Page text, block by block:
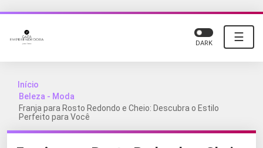
☰
DARK
Início
Beleza - Moda
Franja para Rosto Redondo e Cheio: Descubra o Estilo
Perfeito para Você